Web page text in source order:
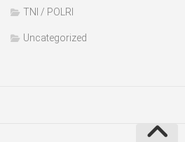
TNI / POLRI
Uncategorized